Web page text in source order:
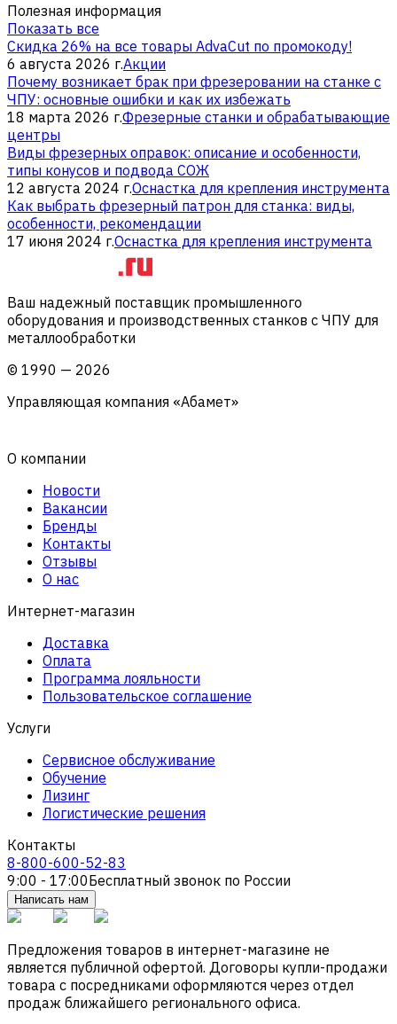
Полезная информация
Показать все
Скидка 26% на все товары AdvaCut по промокоду!
6 августа 2026 г.Акции
Почему возникает брак при фрезеровании на станке с
ЧПУ: основные ошибки и как их избежать
18 марта 2026 г.Фрезерные станки и обрабатывающие
центры
Виды фрезерных оправок: описание и особенности,
типы конусов и подвода СОЖ
12 августа 2024 г.Оснастка для крепления инструмента
Как выбрать фрезерный патрон для станка: виды,
особенности, рекомендации
17 июня 2024 г.Оснастка для крепления инструмента
Ваш надежный поставщик промышленного
оборудования и производственных станков с ЧПУ для
металлообработки
© 1990 — 2026
Управляющая компания «Абамет»
О компании
Новости
Вакансии
Бренды
Контакты
Отзывы
О нас
Интернет-магазин
Доставка
Оплата
Программа лояльности
Пользовательское соглашение
Услуги
Сервисное обслуживание
Обучение
Лизинг
Логистические решения
Контакты
8-800-600-52-83
9:00 - 17:00Бесплатный звонок по России
Написать нам
Предложения товаров в интернет-магазине не
является публичной офертой. Договоры купли-продажи
товара с посредниками оформляются через отдел
продаж ближайшего регионального офиса.